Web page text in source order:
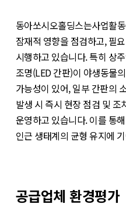
동아쏘시오홀딩스는사업활
잠재적 영향을 점검하고, 필
시행하고 있습니다. 특히 상
조명(LED 간판)이 야생동물
가능성이 있어, 일부 간판의
발생 시 즉시 현장 점검 및
운영하고 있습니다. 이를 통
인근 생태계의 균형 유지에
공급업체 환경평가